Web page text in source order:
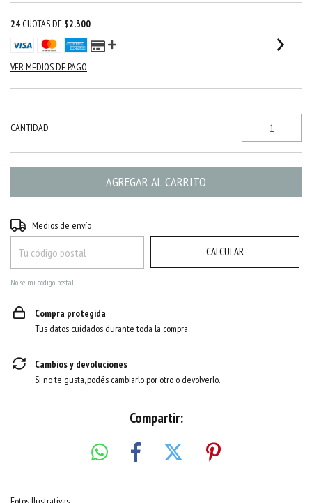
24 CUOTAS DE $2.300
VER MEDIOS DE PAGO
CANTIDAD
Entregas para el CP:
Medios de envío
CALCULAR
No sé mi código postal
Compra protegida
Tus datos cuidados durante toda la compra.
Cambios y devoluciones
Si no te gusta, podés cambiarlo por otro o devolverlo.
Compartir: